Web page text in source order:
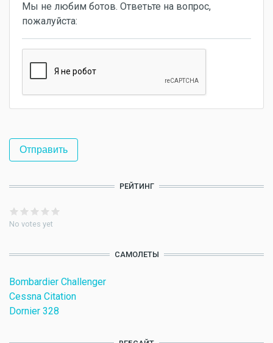
Мы не любим ботов. Ответьте на вопрос,
пожалуйста:
РЕЙТИНГ
No votes yet
САМОЛЕТЫ
Bombardier Challenger
Cessna Citation
Dornier 328